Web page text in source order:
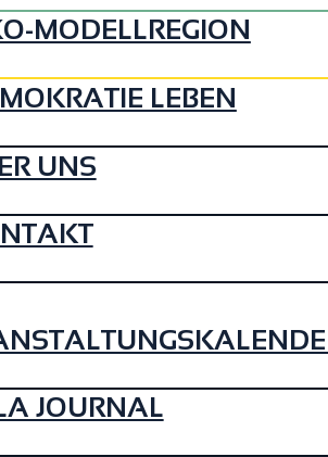
MODELLREGION
LEBEN
UNS
JOURNAL